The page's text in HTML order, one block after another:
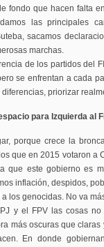
fondo que hacen falta
las principales
sacamos
marchas.
de los partidos del
se enfrentan a cada
priorizar
para Izquierda al
porque crece la
que en 2015 votaron a
que este gobierno es
inflación, despidos,
los genocidas. No va
y el FPV las cosas no
más oscuras que
En donde